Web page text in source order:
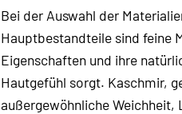
Bei der Auswahl der
Hauptbestandteile sind feine
Eigenschaften und ihre
Hautgefühl sorgt. Kaschmir,
außergewöhnliche